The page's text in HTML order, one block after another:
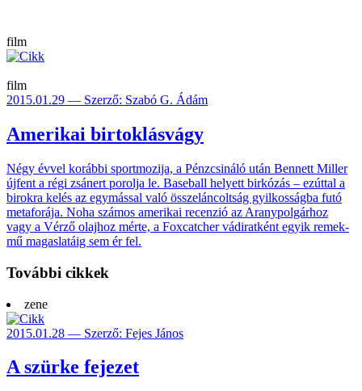
film
film
2015.01.29 — Szerző: Szabó G. Ádám
Amerikai birtoklásvágy
Négy évvel korábbi sport­mozija, a Pénz­csináló után Bennett Miller
újfent a régi zsánert porolja le. Base­ball helyett bir­kó­zás – ezút­tal a
birokra kelés az egy­mással való össze­láncolt­ság gyilkos­ságba futó
meta­forája. Noha számos ame­rikai recen­zió az Arany­polgárhoz
vagy a Vérző olajhoz mérte, a Fox­catcher vád­irat­ként egyik remek­
mű magas­latáig sem ér fel.
További cikkek
zene
2015.01.28 — Szerző: Fejes János
A szürke fejezet